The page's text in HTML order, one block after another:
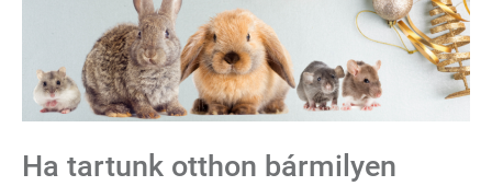
Ha tartunk otthon bármilyen